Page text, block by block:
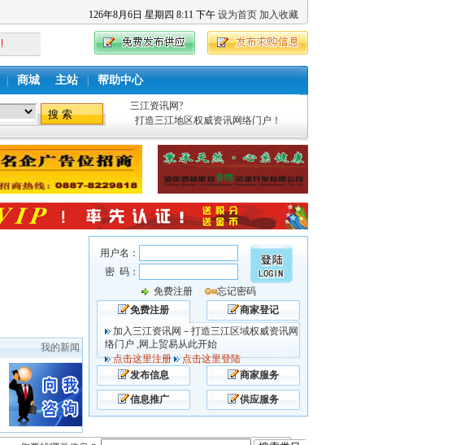
126年8月 6日 星期四 8:11 下午 设为首页 加入收藏
商城 主站 帮助中心
三江资讯网?
打造三江地区权威资讯网络门户！
我的新闻
用户名：
密 码：
免费注册
忘记密码
免费注册
商家登记
加入三江资讯网－打造三江区域权威资讯网
络门户 ,网上贸易从此开始
点击这里注册
点击这里登陆
发布信息
商家服务
信息推广 供应服务